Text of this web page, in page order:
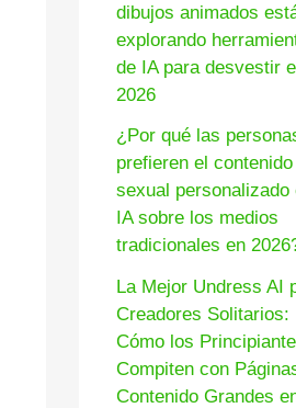
dibujos animados
explorando
de IA para desvestir
2026
¿Por qué las
prefieren el contenido
sexual personalizado
IA sobre los medios
tradicionales en
La Mejor Undress AI
Creadores Solitarios:
Cómo los
Compiten con
Contenido Grandes